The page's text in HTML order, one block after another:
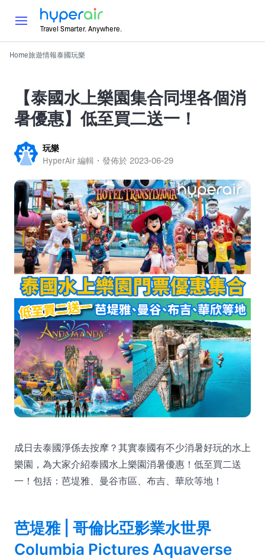
Travel Smarter. Anywhere.
Home旅遊情報泰國玩樂
【泰國水上樂園集合同埋各個消
暑優惠】低至買二送一！
玩樂
HyperAir 編輯・發佈於 2023-06-29
成日去泰國淨係去按摩？其實泰國有不少消暑好玩的水上
樂園，為大家介紹泰國水上樂園消暑優惠！低至買二送
一！包括：芭堤雅、曼谷市區、布吉、華欣等地！
芭堤雅 | 哥倫比亞影業水世界
Columbia Pictures Aquaverse